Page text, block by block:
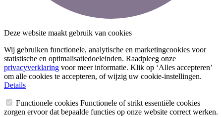
Deze website maakt gebruik van cookies
Wij gebruiken functionele, analytische en marketingcookies voor
statistische en optimalisatiedoeleinden. Raadpleeg onze
privacyverklaring voor meer informatie. Klik op ‘Alles accepteren’
om alle cookies te accepteren, of wijzig uw cookie-instellingen.
Details
Functionele cookies Functionele of strikt essentiële cookies
zorgen ervoor dat bepaalde functies op onze website correct werken.